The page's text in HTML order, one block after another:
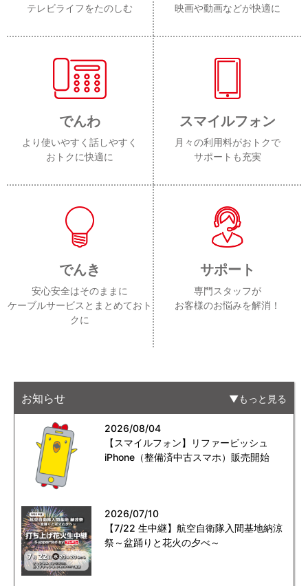
テレビライフをたのしむ
映画や動画などが快適に
でんわ
より使いやすく話しやすく
おトクに快適に
スマイルフォン
月々の利用料がおトクで
サポートも充実
でんき
安心安全はそのままに
ケーブルサービスとまとめておト
クに
サポート
専門スタッフが
お客様のお悩みを解消！
お知らせ もっと見る
2026/08/04
【スマイルフォン】リファービッシュ
iPhone（整備済中古スマホ）販売開始
2026/07/10
【7/22 生中継】航空自衛隊入間基地納涼
祭～盆踊りと花火の夕べ～